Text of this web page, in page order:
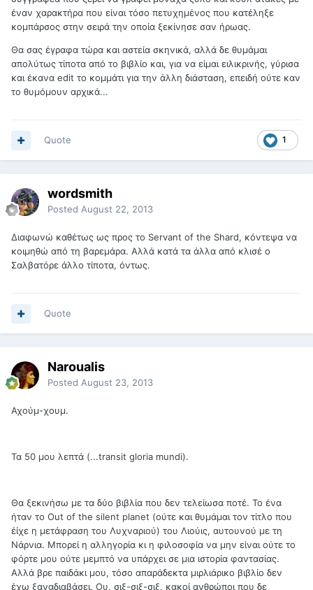
έναν χαρακτήρα που είναι τόσο πετυχημένος που κατέληξε
κομπάρσος στην σειρά την οποία ξεκίνησε σαν ήρωας.
Θα σας έγραφα τώρα και αστεία σκηνικά, αλλά δε θυμάμαι
απολύτως τίποτα από το βιβλίο και, για να είμαι ειλικρινής, γύρισα
και έκανα edit το κομμάτι για την άλλη διάσταση, επειδή ούτε καν
το θυμόμουν αρχικά...
1
Quote
wordsmith
Posted August 22, 2013
Διαφωνώ καθέτως ως προς το Servant of the Shard, κόντεψα να
κοιμηθώ από τη βαρεμάρα. Αλλά κατά τα άλλα από κλισέ ο
Σαλβατόρε άλλο τίποτα, όντως.
Quote
Naroualis
Posted August 23, 2013
Αχούμ-χουμ.
Τα 50 μου λεπτά (...transit gloria mundi).
Θα ξεκινήσω με τα δύο βιβλία που δεν τελείωσα ποτέ. Το ένα
ήταν το Out of the silent planet (ούτε και θυμάμαι τον τίτλο που
έίχε η μετάφραση του Λυχναριού) του Λιούις, αυτουνού με τη
Νάρνια. Μπορεί η αλληγορία κι η φιλοσοφία να μην είναι ούτε το
φόρτε μου ούτε μεμπτό να υπάρχει σε μια ιστορία φαντασίας.
Αλλά βρε παιδάκι μου, τόσο απαράδεκτα μιρλιάρικο βιβλίο δεν
έχω ξαναδιαβάσει. Ου, σιξ-σιξ-σιξ, κακοί ανθρώποι που δε